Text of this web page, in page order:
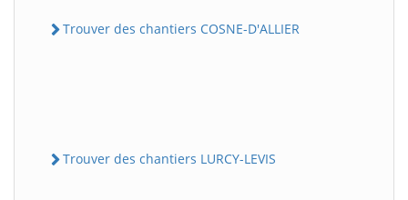
Trouver des chantiers COSNE-D'ALLIER
Trouver des chantiers LURCY-LEVIS